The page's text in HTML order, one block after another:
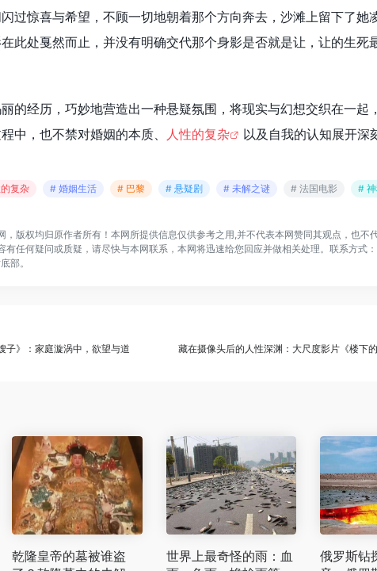
过惊喜与希望，不顾一切地朝着那个方向奔去，沙滩上留下了她
此处戛然而止，并没有明确交代那个身影是否就是让，让的生死
丽的经历，巧妙地营造出一种悬疑氛围，将现实与幻想交织在一起
中，也不禁对婚姻的本质、
人性的复杂 以及自我的认知展开深
复杂 # 婚姻生活 # 巴黎 # 悬疑剧 # 未解之谜 # 法国电影 #
，版权均归原作者所有！本网所提供信息仅供参考之用,并不代表本网赞同其观点，也不
有任何疑问或质疑，请尽快与本网联系，本网将迅速给您回应并做相关处理。联系方式
部。
子》：家庭漩涡中，欲望与道
藏在摄像头后的人性深渊：大尺度影片《楼下
乾隆皇帝的墓被谁盗
世界上最奇怪的雨：血
俄罗斯钻